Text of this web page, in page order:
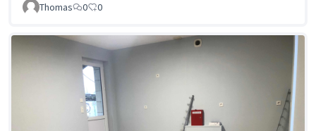
Thomas
0 0